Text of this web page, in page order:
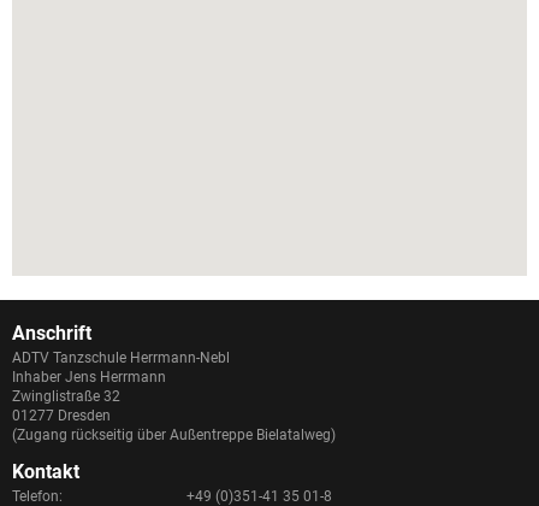
Anschrift
ADTV Tanzschule Herrmann-Nebl
Inhaber Jens Herrmann
Zwinglistraße 32
01277 Dresden
(Zugang rückseitig über Außentreppe Bielatalweg)
Kontakt
Telefon:
+49 (0)351-41 35 01-8